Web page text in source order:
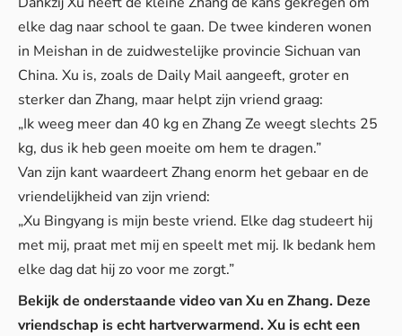
elke dag naar school te gaan. De twee kinderen wonen
in Meishan in de zuidwestelijke provincie Sichuan van
China. Xu is, zoals de Daily Mail aangeeft, groter en
sterker dan Zhang, maar helpt zijn vriend graag:
„Ik weeg meer dan 40 kg en Zhang Ze weegt slechts 25
kg, dus ik heb geen moeite om hem te dragen.”
Van zijn kant waardeert Zhang enorm het gebaar en de
vriendelijkheid van zijn vriend:
„Xu Bingyang is mijn beste vriend. Elke dag studeert hij
met mij, praat met mij en speelt met mij. Ik bedank hem
elke dag dat hij zo voor me zorgt.”
Bekijk de onderstaande video van Xu en Zhang. Deze
vriendschap is echt hartverwarmend. Xu is echt een